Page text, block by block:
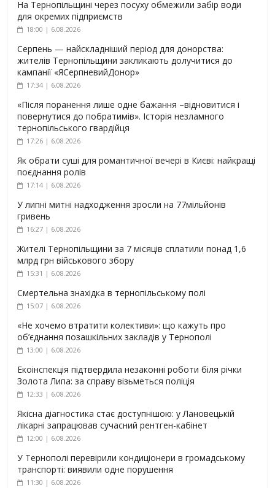
На Тернопільщині через посуху обмежили забір води
для окремих підприємств
18:00 | 6.08.2026
Серпень — найскладніший період для донорства:
жителів Тернопільщини закликають долучитися до
кампанії «ЯСерпневийДонор»
17:34 | 6.08.2026
«Після поранення лише одне бажання –відновитися і
повернутися до побратимів». Історія незламного
тернопільського гвардійця
17:26 | 6.08.2026
Як обрати суші для романтичної вечері в Києві: найкращі
поєднання ролів
17:14 | 6.08.2026
У липні митні надходження зросли на 77мільйонів
гривень
16:27 | 6.08.2026
Жителі Тернопільщини за 7 місяців сплатили понад 1,6
млрд грн військового збору
15:31 | 6.08.2026
Смертельна знахідка в тернопільському полі
15:07 | 6.08.2026
«Не хочемо втратити колективи»: що кажуть про
об’єднання позашкільних закладів у Тернополі
13:00 | 6.08.2026
Екоінспекція підтвердила незаконні роботи біля річки
Золота Липа: за справу візьметься поліція
12:33 | 6.08.2026
Якісна діагностика стає доступнішою: у Лановецькій
лікарні запрацював сучасний рентген-кабінет
12:00 | 6.08.2026
У Тернополі перевірили кондиціонери в громадському
транспорті: виявили одне порушення
11:30 | 6.08.2026